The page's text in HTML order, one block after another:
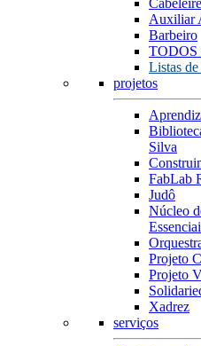
Auxiliar
Barbeiro
TODOS
Listas
projetos
Silva
FabLab
Judô
Núcleo
Projeto
Projeto
Xadrez
serviços